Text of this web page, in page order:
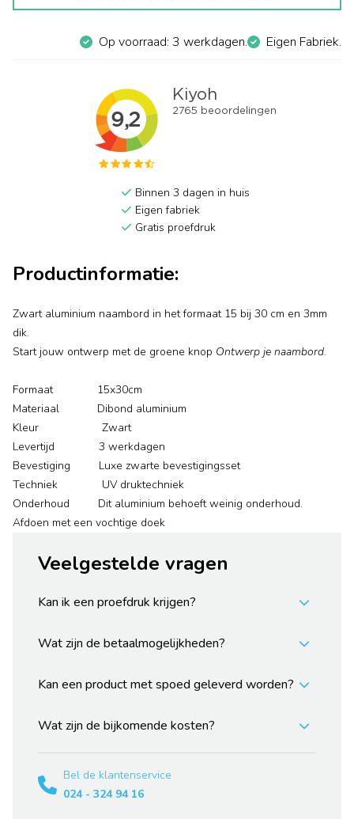
Op voorraad: 3 werkdagen. Eigen Fabriek.
Binnen 3 dagen in huis
Eigen fabriek
Gratis proefdruk
Productinformatie:
Zwart aluminium naambord in het formaat 15 bij 30 cm en 3mm
dik.
Start jouw ontwerp met de groene knop Ontwerp je naambord.
Formaat 15x30cm
Materiaal Dibond aluminium
Kleur Zwart
Levertijd 3 werkdagen
Bevestiging Luxe zwarte bevestigingsset
Techniek UV druktechniek
Onderhoud Dit aluminium behoeft weinig onderhoud.
Afdoen met een vochtige doek
Veelgestelde vragen
Kan ik een proefdruk krijgen?
Wat zijn de betaalmogelijkheden?
Kan een product met spoed geleverd worden?
Wat zijn de bijkomende kosten?
Bel de klantenservice
024 - 324 94 16